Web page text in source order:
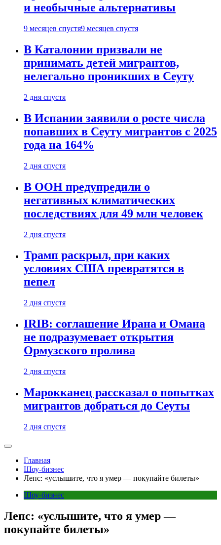
и необычные альтернативы
9 месяцев спустя9 месяцев спустя
В Каталонии призвали не
принимать детей мигрантов,
нелегально проникших в Сеуту
2 дня спустя
В Испании заявили о росте числа
попавших в Сеуту мигрантов с 2025
года на 164%
2 дня спустя
В ООН предупредили о
негативных климатических
последствиях для 49 млн человек
2 дня спустя
Трамп раскрыл, при каких
условиях США превратятся в
пепел
2 дня спустя
IRIB: соглашение Ирана и Омана
не подразумевает открытия
Ормузского пролива
2 дня спустя
Марокканец рассказал о попытках
мигрантов добраться до Сеуты
2 дня спустя
Главная
Шоу-бизнес
Лепс: «услышите, что я умер — покупайте билеты»
Шоу-бизнес
Лепс: «услышите, что я умер —
покупайте билеты»